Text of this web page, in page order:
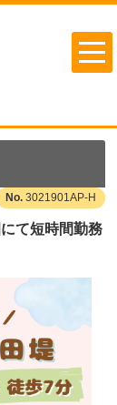
3021901AP-H
て短時間勤務